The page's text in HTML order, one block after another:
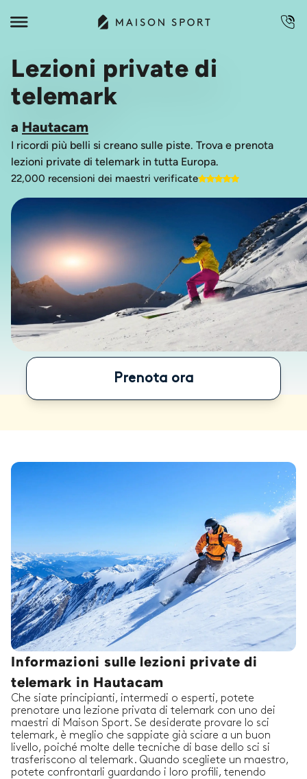
Lezioni private di
telemark
a Hautacam
I ricordi più belli si creano sulle piste. Trova e prenota
lezioni private di telemark in tutta Europa.
22,000 recensioni dei maestri verificate
Prenota ora
Informazioni sulle lezioni private di
telemark in Hautacam
Che siate principianti, intermedi o esperti, potete
prenotare una lezione privata di telemark con uno dei
maestri di Maison Sport. Se desiderate provare lo sci
telemark, è meglio che sappiate già sciare a un buon
livello, poiché molte delle tecniche di base dello sci si
trasferiscono al telemark. Quando scegliete un maestro,
potete confrontarli guardando i loro profili, tenendo